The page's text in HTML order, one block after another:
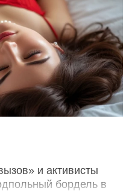
и активисты
бордель в